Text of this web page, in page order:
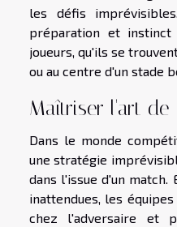
les défis
préparation et instinct
joueurs, qu'ils se
ou au centre d'un stade
Maîtriser l'art de
Dans le monde
une stratégie
dans l'issue d'un
inattendues, les
chez l'adversaire et